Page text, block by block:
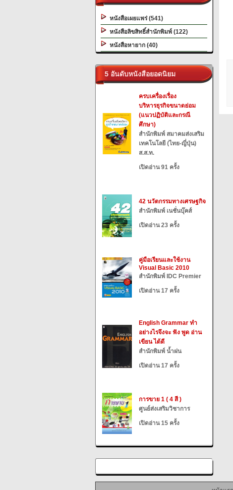
หนังสือเผยแพร่ (541)
หนังสือลิขสิทธิ์สำนักพิมพ์ (122)
หนังสือหายาก (40)
5 อันดับหนังสือยอดนิยม
ครบเครื่องเรื่อง
บริหารธุรกิจขนาดย่อม
(แนวปฏิบัติและกรณี
ศึกษา)
สำนักพิมพ์ สมาคมส่งเสริม
เทคโนโลยี (ไทย-ญี่ปุ่น)
ส.ส.ท.
เปิดอ่าน 91 ครั้ง
42 นวัตกรรมทางเศรษฐกิจ
สำนักพิมพ์ เนชั่นบุ๊คส์
เปิดอ่าน 23 ครั้ง
คู่มือเรียนและใช้งาน
Visual Basic 2010
สำนักพิมพ์ IDC Premier
เปิดอ่าน 17 ครั้ง
English Grammar ทำ
อย่างไรจึงจะ ฟัง พูด อ่าน
เขียน ได้ดี
สำนักพิมพ์ น้ำฝน
เปิดอ่าน 17 ครั้ง
การขาย 1 ( 4 สี )
ศูนย์ส่งเสริมวิชาการ
เปิดอ่าน 15 ครั้ง